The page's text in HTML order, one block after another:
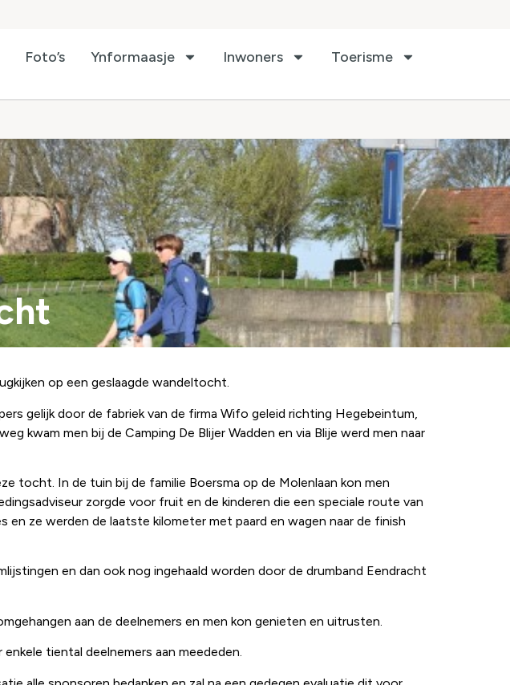
Foto’s Ynformaasje Inwoners Toerisme
op een geslaagde wandeltocht.
gelijk door de fabriek van de firma Wifo geleid richting Hegebeintum,
kwam men bij de Camping De Blijer Wadden en via Blije werd men naar
tocht. In de tuin bij de familie Boersma op de Molenlaan kon men
zorgde voor fruit en de kinderen die een speciale route van
en ze werden de laatste kilometer met paard en wagen naar de finish
en dan ook nog ingehaald worden door de drumband Eendracht
aan de deelnemers en men kon genieten en uitrusten.
tiental deelnemers aan meededen.